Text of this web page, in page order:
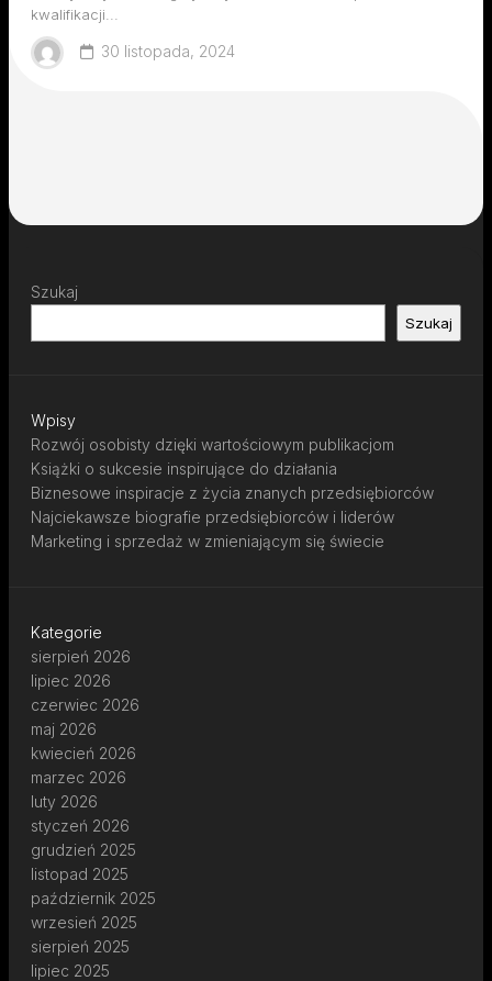
kwalifikacji...
30 listopada, 2024
Szukaj
Szukaj
Wpisy
Rozwój osobisty dzięki wartościowym publikacjom
Książki o sukcesie inspirujące do działania
Biznesowe inspiracje z życia znanych przedsiębiorców
Najciekawsze biografie przedsiębiorców i liderów
Marketing i sprzedaż w zmieniającym się świecie
Kategorie
sierpień 2026
lipiec 2026
czerwiec 2026
maj 2026
kwiecień 2026
marzec 2026
luty 2026
styczeń 2026
grudzień 2025
listopad 2025
październik 2025
wrzesień 2025
sierpień 2025
lipiec 2025